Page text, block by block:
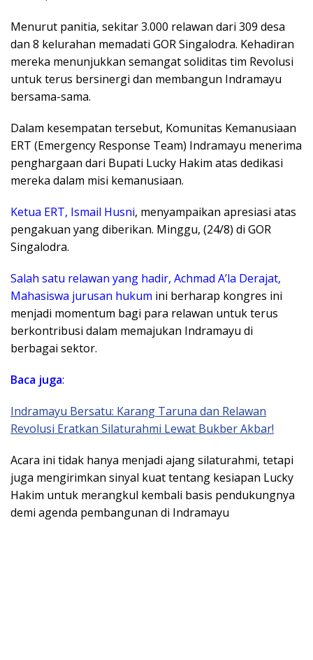
​Menurut panitia, sekitar 3.000 relawan dari 309 desa
dan 8 kelurahan memadati GOR Singalodra. Kehadiran
mereka menunjukkan semangat soliditas tim Revolusi
untuk terus bersinergi dan membangun Indramayu
bersama-sama.
​Dalam kesempatan tersebut, Komunitas Kemanusiaan
ERT (Emergency Response Team) Indramayu menerima
penghargaan dari Bupati Lucky Hakim atas dedikasi
mereka dalam misi kemanusiaan.
Ketua ERT, Ismail Husni, menyampaikan apresiasi atas
pengakuan yang diberikan. Minggu, (24/8) di GOR
Singalodra.
Salah satu relawan yang hadir, Achmad A’la Derajat,
Mahasiswa jurusan hukum ini berharap kongres ini
menjadi momentum bagi para relawan untuk terus
berkontribusi dalam memajukan Indramayu di
berbagai sektor.
Baca juga:
Indramayu Bersatu: Karang Taruna dan Relawan
Revolusi Eratkan Silaturahmi Lewat Bukber Akbar!
​Acara ini tidak hanya menjadi ajang silaturahmi, tetapi
juga mengirimkan sinyal kuat tentang kesiapan Lucky
Hakim untuk merangkul kembali basis pendukungnya
demi agenda pembangunan di Indramayu